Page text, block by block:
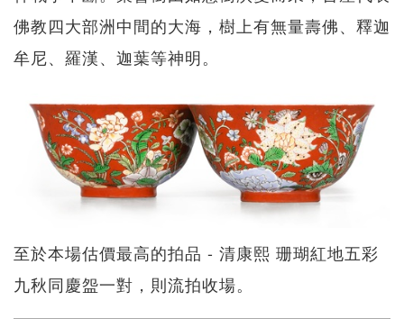
佛教四大部洲中間的大海，樹上有無量壽佛、釋迦
牟尼、羅漢、迦葉等神明。
至於本場估價最高的拍品 - 清康熙 珊瑚紅地五彩
九秋同慶盌一對，則流拍收場。